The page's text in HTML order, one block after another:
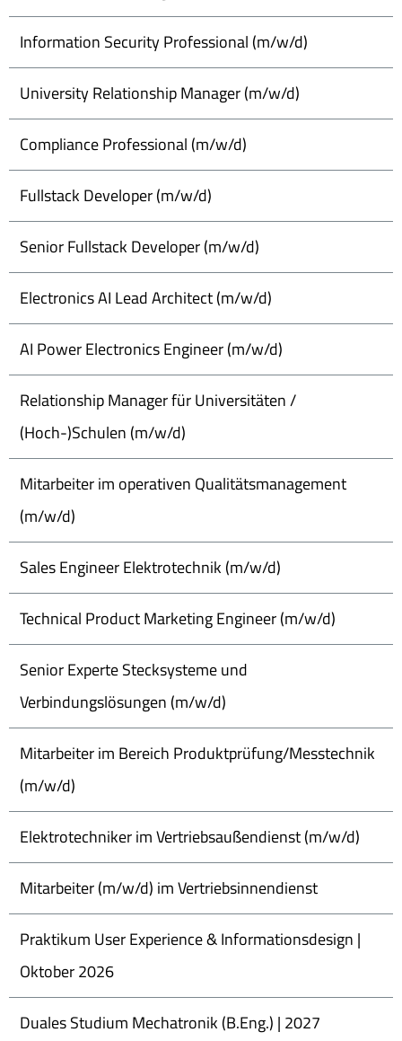
Information Security Professional (m/w/d)
University Relationship Manager (m/w/d)
Compliance Professional (m/w/d)
Fullstack Developer (m/w/d)
Senior Fullstack Developer (m/w/d)
Electronics AI Lead Architect (m/w/d)
AI Power Electronics Engineer (m/w/d)
Relationship Manager für Universitäten /
(Hoch-)Schulen (m/w/d)
Mitarbeiter im operativen Qualitätsmanagement
(m/w/d)
Sales Engineer Elektrotechnik (m/w/d)
Technical Product Marketing Engineer (m/w/d)
Senior Experte Stecksysteme und
Verbindungslösungen (m/w/d)
Mitarbeiter im Bereich Produktprüfung/Messtechnik
(m/w/d)
Elektrotechniker im Vertriebsaußendienst (m/w/d)
Mitarbeiter (m/w/d) im Vertriebsinnendienst
Praktikum User Experience & Informationsdesign |
Oktober 2026
Duales Studium Mechatronik (B.Eng.) | 2027